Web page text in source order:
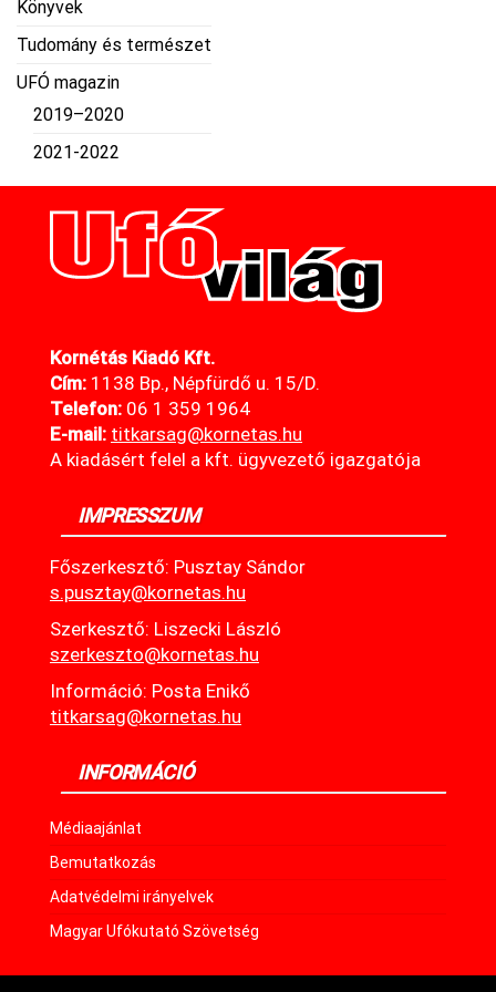
Könyvek
Tudomány és természet
UFÓ magazin
2019–2020
2021-2022
Kornétás Kiadó Kft.
Cím: 1138 Bp., Népfürdő u. 15/D.
Telefon: 06 1 359 1964
E-mail: titkarsag@kornetas.hu
A kiadásért felel a kft. ügyvezető igazgatója
IMPRESSZUM
Főszerkesztő: Pusztay Sándor
s.pusztay@kornetas.hu
Szerkesztő: Liszecki László
szerkeszto@kornetas.hu
Információ: Posta Enikő
titkarsag@kornetas.hu
INFORMÁCIÓ
Médiaajánlat
Bemutatkozás
Adatvédelmi irányelvek
Magyar Ufókutató Szövetség